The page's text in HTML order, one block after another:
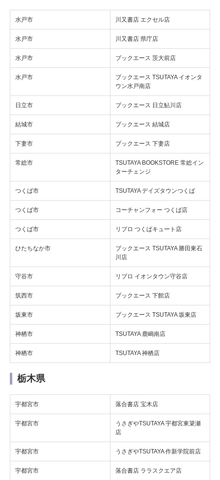
水戸市 川又書店 エクセル店
水戸市 川又書店 県庁店
水戸市 ブックエース 茨大前店
水戸市
ブックエース TSUTAYA イオンタ
ウン水戸南店
日立市 ブックエース 日立鮎川店
結城市 ブックエース 結城店
下妻市 ブックエース 下妻店
常総市
TSUTAYA BOOKSTORE 常総イン
ターチェンジ
つくば市 TSUTAYA デイズタウンつくば
つくば市 コーチャンフォー つくば店
つくば市 リブロ つくばキュート店
ひたちなか市
ブックエース TSUTAYA 勝田東石
川店
守谷市 リブロ イオンタウン守谷店
筑西市 ブックエース 下館店
坂東市 ブックエース TSUTAYA 坂東店
神栖市 TSUTAYA 鹿嶋南店
神栖市 TSUTAYA 神栖店
栃木県
宇都宮市 落合書店 宝木店
宇都宮市
うさぎやTSUTAYA 宇都宮東簗瀬
店
宇都宮市 うさぎやTSUTAYA 作新学院前店
宇都宮市 落合書店 ララスクエア店